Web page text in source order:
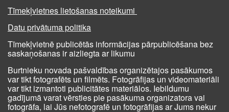
Tīmekļvietnes lietošanas noteikumi
Datu privātuma politika
Tīmekļvietnē publicētās informācijas pārpublicēšana bez
saskaņošanas ir aizliegta ar likumu
Burtnieku novada pašvaldības organizētajos pasākumos
var tikt fotografēts un filmēts. Fotogrāfijas un videomateriāli
var tikt izmantoti publicitātes materiālos. Iebildumu
gadījumā varat vērsties pie pasākuma organizatora vai
fotogrāfa, lai Jūs nefotografē un fotogrāfijas ar Jums nekur